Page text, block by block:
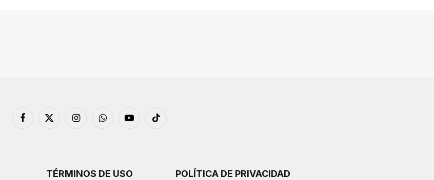
Facebook
X
InstagramWhatsAppYouTubeTikTok
TÉRMINOS DE USO POLÍTICA DE PRIVACIDAD